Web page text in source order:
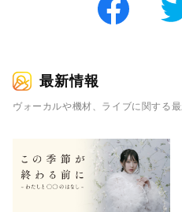
最新情報
ヴォーカルや機材、ライブに関する